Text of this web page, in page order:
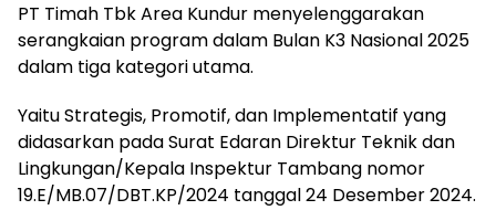
PT Timah Tbk Area Kundur menyelenggarakan
serangkaian program dalam Bulan K3 Nasional 2025
dalam tiga kategori utama.
Yaitu Strategis, Promotif, dan Implementatif yang
didasarkan pada Surat Edaran Direktur Teknik dan
Lingkungan/Kepala Inspektur Tambang nomor
19.E/MB.07/DBT.KP/2024 tanggal 24 Desember 2024.